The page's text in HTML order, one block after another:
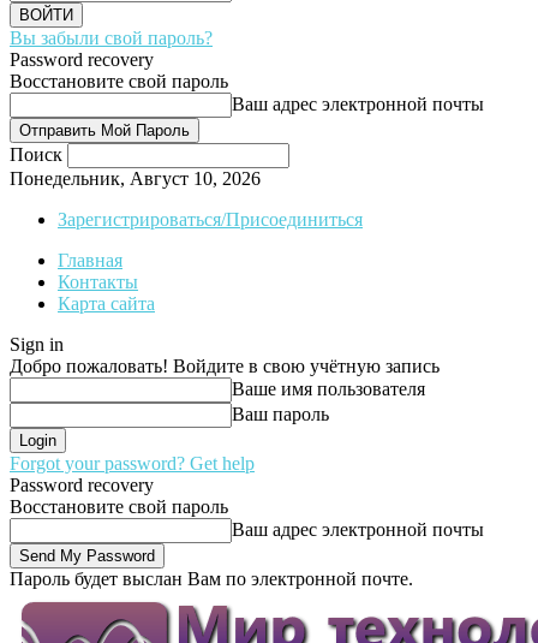
Вы забыли свой пароль?
Password recovery
Восстановите свой пароль
Ваш адрес электронной почты
Поиск
Понедельник, Август 10, 2026
Зарегистрироваться/Присоединиться
Главная
Контакты
Карта сайта
Sign in
Добро пожаловать! Войдите в свою учётную запись
Ваше имя пользователя
Ваш пароль
Forgot your password? Get help
Password recovery
Восстановите свой пароль
Ваш адрес электронной почты
Пароль будет выслан Вам по электронной почте.